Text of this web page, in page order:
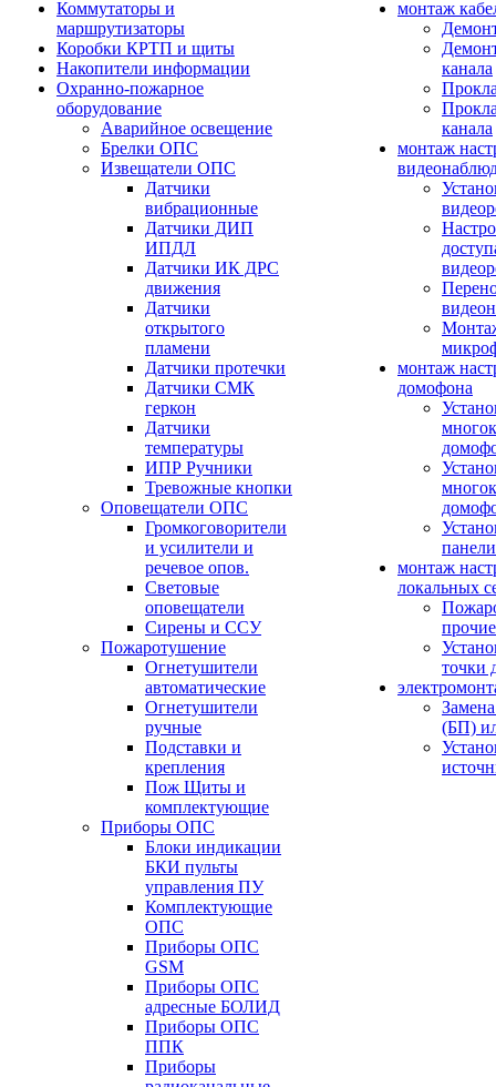
Коммутаторы и
маршрутизаторы
Коробки КРТП и щиты
Накопители информации
Охранно-пожарное
оборудование
Аварийное освещение
Брелки ОПС
Извещатели ОПС
Датчики
вибрационные
Датчики ДИП
ИПДЛ
Датчики ИК ДРС
движения
Датчики
открытого
пламени
Датчики протечки
Датчики СМК
геркон
Датчики
температуры
ИПР Ручники
Тревожные кнопки
Оповещатели ОПС
Громкоговорители
и усилители и
речевое опов.
Световые
оповещатели
Сирены и ССУ
Пожаротушение
Огнетушители
автоматические
Огнетушители
ручные
Подставки и
крепления
Пож Щиты и
комплектующие
Приборы ОПС
Блоки индикации
БКИ пульты
управления ПУ
Комплектующие
ОПС
Приборы ОПС
GSM
Приборы ОПС
адресные БОЛИД
Приборы ОПС
ППК
Приборы
монтаж
канала
канала
монтаж
монтаж
домофона
панели
монтаж
локальных
точки
(БП)